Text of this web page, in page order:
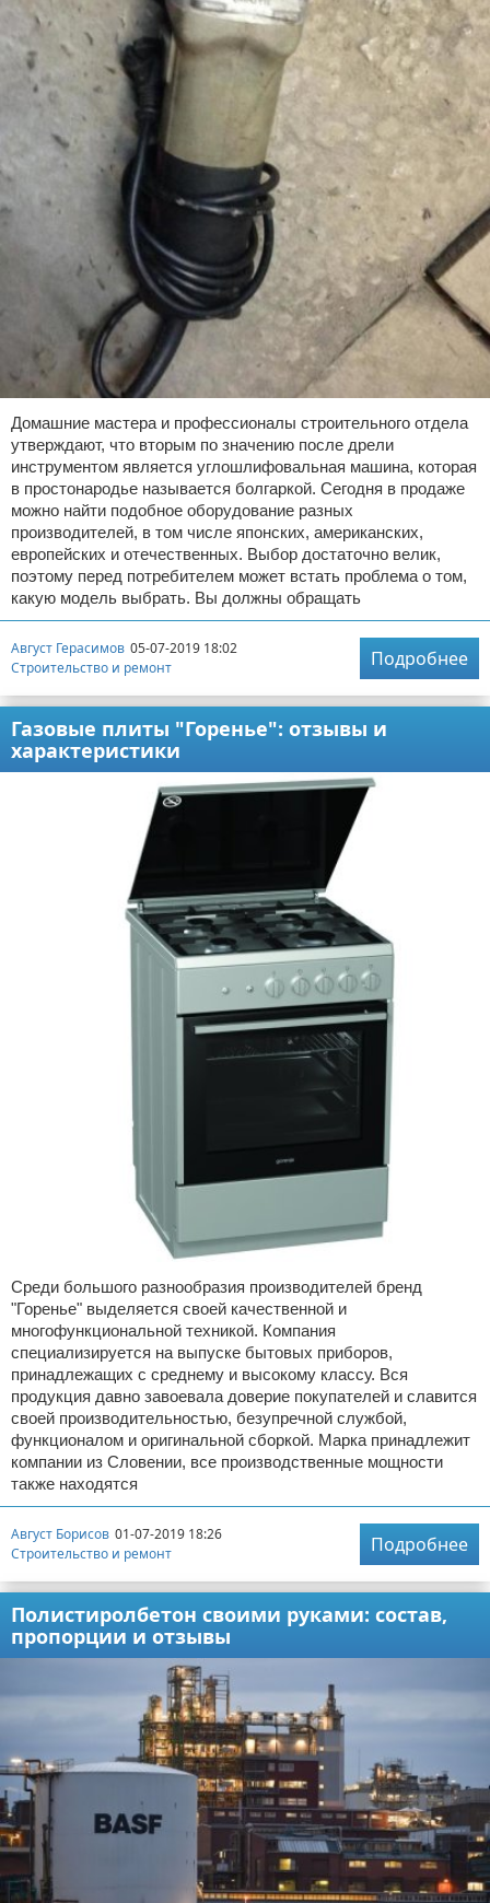
Домашние мастера и профессионалы строительного отдела
утверждают, что вторым по значению после дрели
инструментом является углошлифовальная машина, которая
в простонародье называется болгаркой. Сегодня в продаже
можно найти подобное оборудование разных
производителей, в том числе японских, американских,
европейских и отечественных. Выбор достаточно велик,
поэтому перед потребителем может встать проблема о том,
какую модель выбрать. Вы должны обращать
Август Герасимов 05-07-2019 18:02
Строительство и ремонт
Подробнее
Газовые плиты "Горенье": отзывы и
характеристики
Среди большого разнообразия производителей бренд
"Горенье" выделяется своей качественной и
многофункциональной техникой. Компания
специализируется на выпуске бытовых приборов,
принадлежащих с среднему и высокому классу. Вся
продукция давно завоевала доверие покупателей и славится
своей производительностью, безупречной службой,
функционалом и оригинальной сборкой. Марка принадлежит
компании из Словении, все производственные мощности
также находятся
Август Борисов 01-07-2019 18:26
Строительство и ремонт
Подробнее
Полистиролбетон своими руками: состав,
пропорции и отзывы